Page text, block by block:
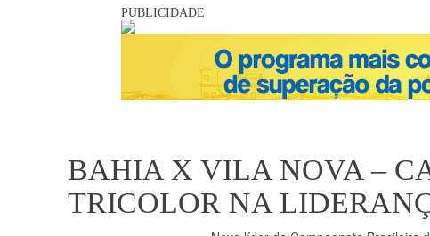
PUBLICIDADE
BAHIA X VILA NOVA –
TRICOLOR NA